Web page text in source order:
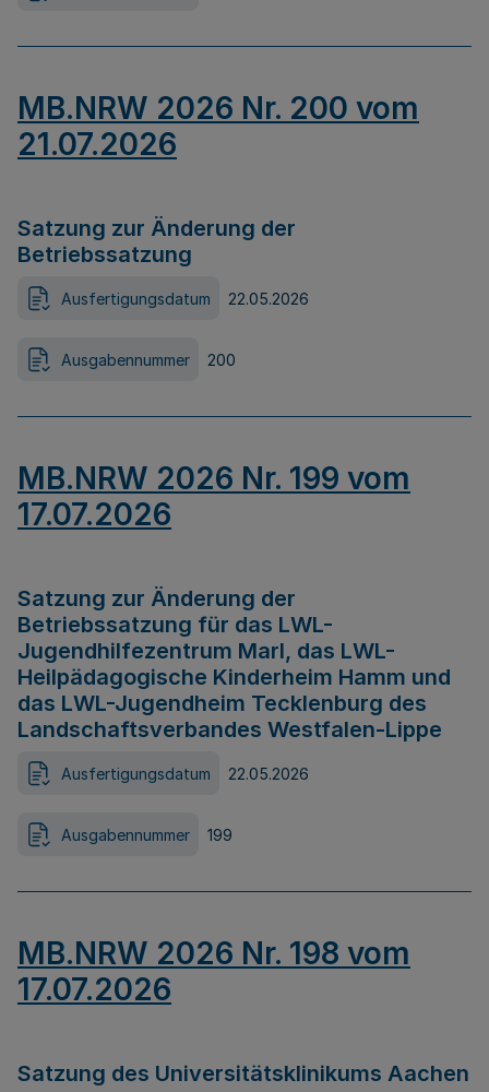
MB.NRW 2026 Nr. 200 vom
21.07.2026
Satzung zur Änderung der
Betriebssatzung
Ausfertigungsdatum 22.05.2026
Ausgabennummer 200
MB.NRW 2026 Nr. 199 vom
17.07.2026
Satzung zur Änderung der
Betriebssatzung für das LWL-
Jugendhilfezentrum Marl, das LWL-
Heilpädagogische Kinderheim Hamm und
das LWL-Jugendheim Tecklenburg des
Landschaftsverbandes Westfalen-Lippe
Ausfertigungsdatum 22.05.2026
Ausgabennummer 199
MB.NRW 2026 Nr. 198 vom
17.07.2026
Satzung des Universitätsklinikums Aachen